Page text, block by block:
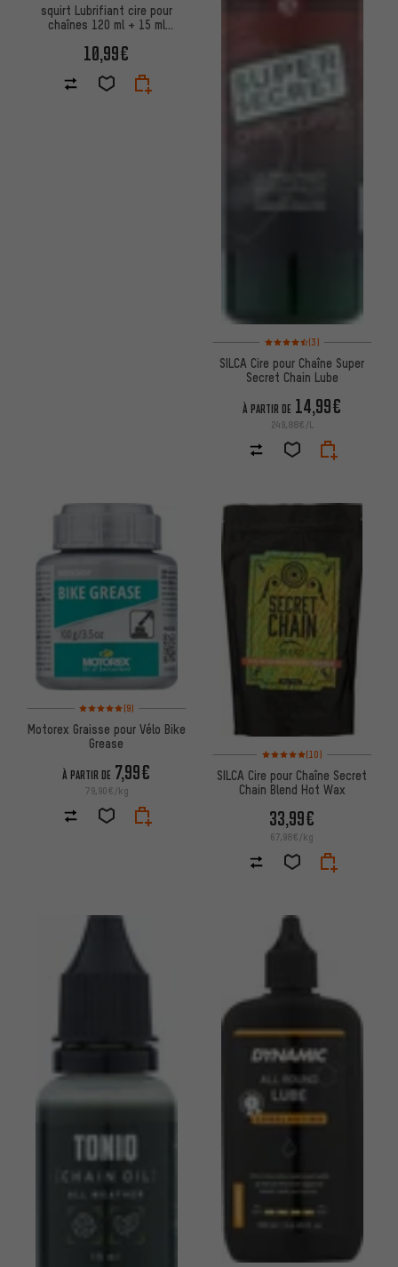
squirt Lubrifiant cire pour
chaînes 120 ml + 15 ml
10,99€
Note moyenne : 4,5 sur 5
(3)
SILCA Cire pour Chaîne Super
Secret Chain Lube
À PARTIR DE 14,99€
249,88€/L
Note moyenne : 5 sur 5 d'après 9 avis
(9)
Motorex Graisse pour Vélo Bike
Grease
À PARTIR DE 7,99€
79,90€/kg
Note moyenne : 5 sur 5 d'après
(10)
SILCA Cire pour Chaîne Secret
Chain Blend Hot Wax
33,99€
67,98€/kg